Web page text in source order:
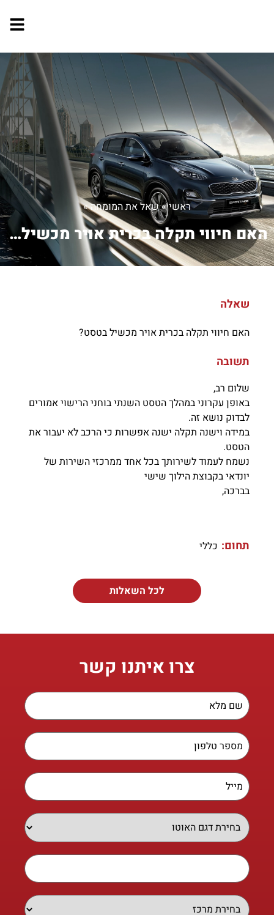
ראשי»שאל את המומחה»
האם חיווי תקלה בכרית אויר מכשיל בטסט?
שאלה
האם חיווי תקלה בכרית אויר מכשיל בטסט?
תשובה
שלום רב,
באופן עקרוני במהלך הטסט השנתי בוחני הרישוי אמורים
לבדוק נושא זה.
במידה וישנה תקלה ישנה אפשרות כי הרכב לא יעבור את
הטסט.
נשמח לעמוד לשירותך בכל אחד ממרכזי השירות של
יונדאי בקבוצת הילוך שישי
בברכה,
תחום: כללי
לכל השאלות
צרו איתנו קשר